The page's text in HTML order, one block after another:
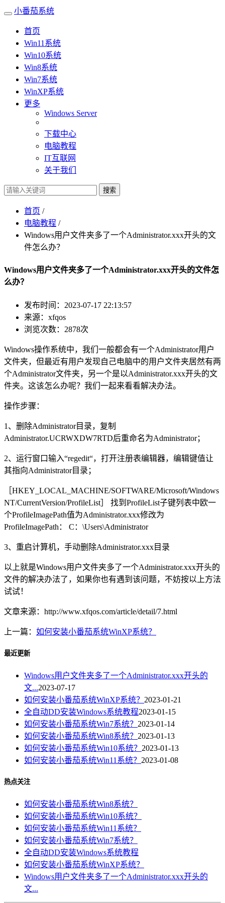
小番茄系统
首页
Win11系统
Win10系统
Win8系统
Win7系统
WinXP系统
更多
Windows Server
下载中心
电脑教程
IT互联网
关于我们
搜索
首页 /
电脑教程 /
Windows用户文件夹多了一个Administrator.xxx开头的文
件怎么办？
Windows用户文件夹多了一个Administrator.xxx开头的文件怎
么办？
发布时间：2023-07-17 22:13:57
来源：xfqos
浏览次数：2878次
Windows操作系统中，我们一般都会有一个Administrator用户
文件夹，但最近有用户发现自己电脑中的用户文件夹居然有两
个Administrator文件夹，另一个是以Administrator.xxx开头的文
件夹。这该怎么办呢？我们一起来看看解决办法。
操作步骤：
1、删除Administrator目录，复制
Administrator.UCRWXDW7RTD后重命名为Administrator；
2、运行窗口输入“regedit“，打开注册表编辑器，编辑键值让
其指向Administrator目录；
［HKEY_LOCAL_MACHINE/SOFTWARE/Microsoft/Windows
NT/CurrentVersion/ProfileList］ 找到 ProfileList子键列表中欧一
个ProfileImagePath值为Administrator.xxx修改为
ProfileImagePath： C：\Users\Administrator
3、重启计算机，手动删除Administrator.xxx目录
以上就是Windows用户文件夹多了一个Administrator.xxx开头的
文件的解决办法了，如果你也有遇到该问题，不妨按以上方法
试试！
文章来源：http://www.xfqos.com/article/detail/7.html
上一篇： 如何安装小番茄系统WinXP系统？
最近更新
Windows用户文件夹多了一个Administrator.xxx开头的
文...2023-07-17
如何安装小番茄系统WinXP系统？ 2023-01-21
全自动DD安装Windows系统教程2023-01-15
如何安装小番茄系统Win7系统？ 2023-01-14
如何安装小番茄系统Win8系统？ 2023-01-13
如何安装小番茄系统Win10系统？ 2023-01-13
如何安装小番茄系统Win11系统？ 2023-01-08
热点关注
如何安装小番茄系统Win8系统？
如何安装小番茄系统Win10系统？
如何安装小番茄系统Win11系统？
如何安装小番茄系统Win7系统？
全自动DD安装Windows系统教程
如何安装小番茄系统WinXP系统？
Windows用户文件夹多了一个Administrator.xxx开头的
文...